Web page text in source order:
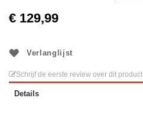
€ 129,99
Verlanglijst
Schrijf de eerste review over dit product
Details